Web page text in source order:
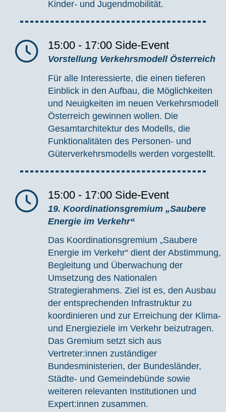
Kinder- und Jugendmobilität.
15:00 - 17:00 Side-Event
Vorstellung Verkehrsmodell Österreich
Für alle Interessierte, die einen tieferen
Einblick in den Aufbau, die Möglichkeiten
und Neuigkeiten im neuen Verkehrsmodell
Österreich gewinnen wollen. Die
Gesamtarchitektur des Modells, die
Funktionalitäten des Personen- und
Güterverkehrsmodells werden vorgestellt.
15:00 - 17:00 Side-Event
19. Koordinationsgremium „Saubere
Energie im Verkehr“
Das Koordinationsgremium „Saubere
Energie im Verkehr“ dient der Abstimmung,
Begleitung und Überwachung der
Umsetzung des Nationalen
Strategierahmens. Ziel ist es, den Ausbau
der entsprechenden Infrastruktur zu
koordinieren und zur Erreichung der Klima-
und Energieziele im Verkehr beizutragen.
Das Gremium setzt sich aus
Vertreter:innen zuständiger
Bundesministerien, der Bundesländer,
Städte- und Gemeindebünde sowie
weiteren relevanten Institutionen und
Expert:innen zusammen.